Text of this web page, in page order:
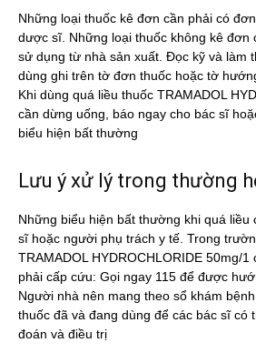
Những loại thuốc kê đơn cần phải có
dược sĩ. Những loại thuốc không kê đơn
sử dụng từ nhà sản xuất. Đọc kỹ và làm
dùng ghi trên tờ đơn thuốc hoặc tờ
Khi dùng quá liều thuốc TRAMADOL
cần dừng uống, báo ngay cho bác sĩ
biểu hiện bất thường
Lưu ý xử lý trong thường
Những biểu hiện bất thường khi quá liều
sĩ hoặc người phụ trách y tế. Trong
TRAMADOL HYDROCHLORIDE 50mg/1
phải cấp cứu: Gọi ngay 115 để được
Người nhà nên mang theo sổ khám
thuốc đã và đang dùng để các bác sĩ có
đoán và điều trị